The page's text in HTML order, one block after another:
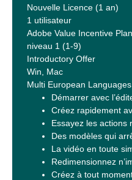
Nouvelle Licence (1 an)
1 utilisateur
Adobe Value Incentive
niveau 1 (1-9)
Introductory Offer
Win, Mac
Multi European Languages
Démarrer avec
Créez rapidement
Essayez les actions
Des modèles qui
La vidéo en toute
Redimensionnez
Créez à tout